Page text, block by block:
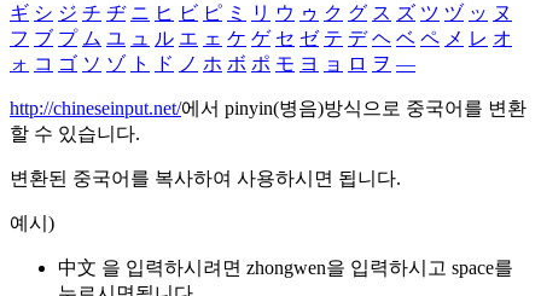
ギ シ ジ チ ヂ ニ ヒ ビ ピ ミ リ ウ ゥ ク グ ス ズ ツ ヅ ッ ヌ
フ ブ プ ム ユ ュ ル エ ェ ケ ゲ セ ゼ テ デ ヘ ベ ペ メ レ オ
ォ コ ゴ ソ ゾ ト ド ノ ホ ボ ポ モ ヨ ョ ロ ヲ ―
http://chineseinput.net/에서 pinyin(병음)방식으로 중국어를 변환
할 수 있습니다.
변환된 중국어를 복사하여 사용하시면 됩니다.
예시)
中文 을 입력하시려면 zhongwen을 입력하시고 space를